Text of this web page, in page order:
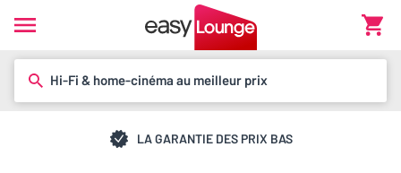
Hi-Fi & home-cinéma au meilleur prix
LA GARANTIE DES PRIX BAS